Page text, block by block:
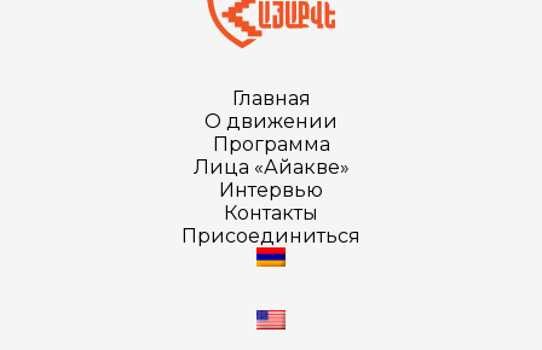
Главная
О движении
Программа
Лица «Айакве»
Интервью
Контакты
Присоединиться